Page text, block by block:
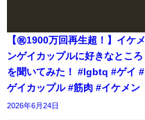
【㊗️1900万回再生超！】イケメ
ンゲイカップルに好きなところ
を聞いてみた！ #lgbtq #ゲイ #
ゲイカップル #筋肉 #イケメン
2026年6月24日